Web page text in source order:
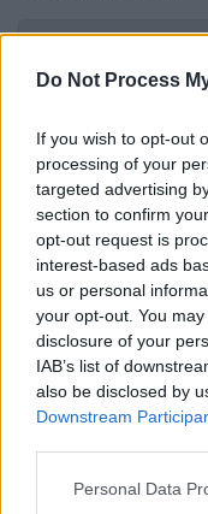
Do Not Process
If you wish to opt-out
processing of your
targeted advertising
section to confirm
opt-out request is
interest-based ads
us or personal
your opt-out. You
disclosure of your
IAB’s list of
also be disclosed by
Downstream
Please note that this
Personal Data
Νάντια
«Οι
αυτό λέει
Το έργο που
Η γνωστή
στο πλευρό του
parents